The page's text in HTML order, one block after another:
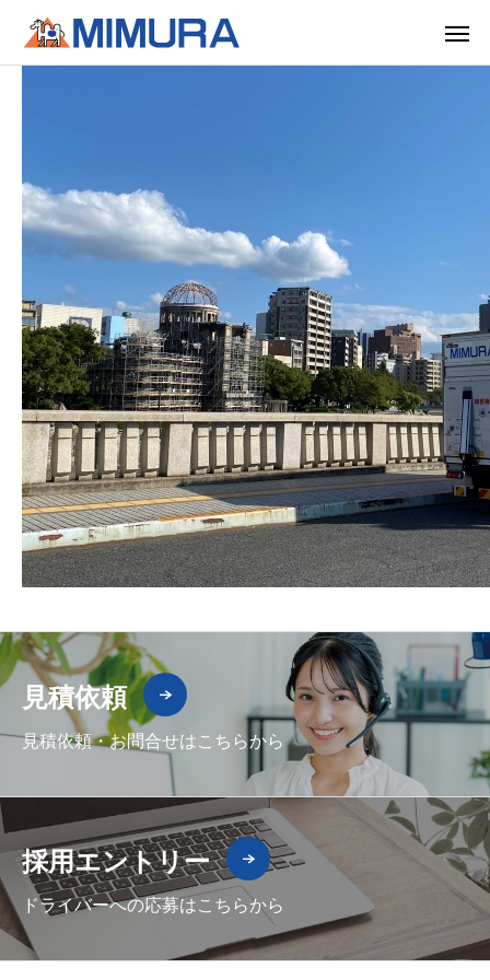
見積依頼
見積依頼・お問合せはこちらから
採用エントリー
ドライバーへの応募はこちらから